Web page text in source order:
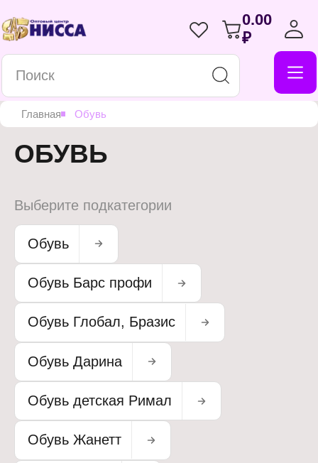
0.00
₽
Главная Обувь
ОБУВЬ
Выберите подкатегории
Обувь
Обувь Барс профи
Обувь Глобал, Бразис
Обувь Дарина
Обувь детская Римал
Обувь Жанетт